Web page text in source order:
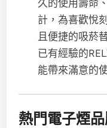
久的使用壽命
計，為喜歡悅
且便捷的吸菸
已有經驗的
能帶來滿意的
熱門電子煙